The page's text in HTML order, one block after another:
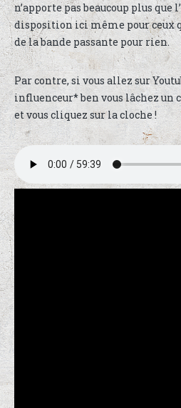
n’apporte pas beaucoup plus que
disposition ici même pour ceux
de la bande passante pour rien.
Par contre, si vous allez sur
influenceur* ben vous lâchez un
et vous cliquez sur la cloche !